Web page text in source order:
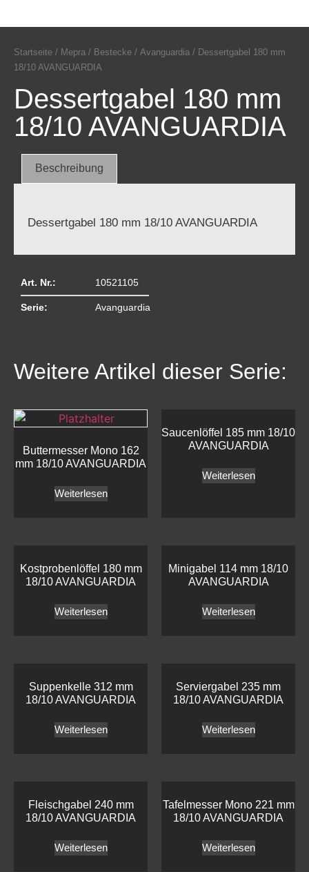
Startseite / Mepra / Bestecke / Avanguardia / Dessertgabel 180 mm
18/10 AVANGUARDIA
Dessertgabel 180 mm
18/10 AVANGUARDIA
Beschreibung
Dessertgabel 180 mm 18/10 AVANGUARDIA
Art. Nr.: 10521105
Serie: Avanguardia
Weitere Artikel dieser Serie:
Buttermesser Mono 162
mm 18/10 AVANGUARDIA
Weiterlesen
Saucenlöffel 185 mm 18/10
AVANGUARDIA
Weiterlesen
Kostprobenlöffel 180 mm
18/10 AVANGUARDIA
Weiterlesen
Minigabel 114 mm 18/10
AVANGUARDIA
Weiterlesen
Suppenkelle 312 mm
18/10 AVANGUARDIA
Weiterlesen
Serviergabel 235 mm
18/10 AVANGUARDIA
Weiterlesen
Fleischgabel 240 mm
18/10 AVANGUARDIA
Weiterlesen
Tafelmesser Mono 221 mm
18/10 AVANGUARDIA
Weiterlesen